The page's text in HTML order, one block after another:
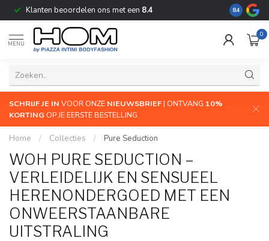
Klanten beoordelen ons met een 8.4 De
8.4
MENU
0
SCHRIJF JE IN VOOR ONZE NIEUWSBRIEF| ONTVANG 10%
KORTING OP JE EERSTE BESTELLING
Home / Collecties / Pure Seduction
WOH PURE SEDUCTION –
VERLEIDELIJK EN SENSUEEL
HERENONDERGOED MET EEN
ONWEERSTAANBARE
UITSTRALING